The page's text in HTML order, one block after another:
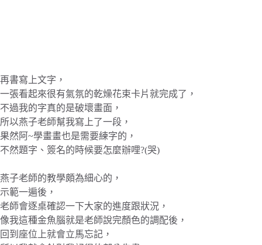
再書寫上文字，
一張看起來很有氣氛的乾燥花束卡片就完成了，
不過我的字真的是破壞畫面，
所以燕子老師幫我寫上了一段，
果然阿~學畫畫也是需要練字的，
不然題字、簽名的時候要怎麼辦哩?(哭)
燕子老師的教學頗為細心的，
示範一遍後，
老師會逐桌確認一下大家的進度跟狀況，
像我這種金魚腦就是老師說完顏色的調配後，
回到座位上就會立馬忘記，